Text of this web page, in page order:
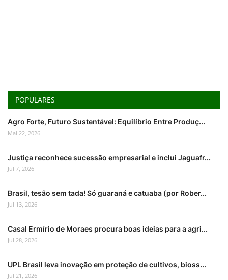
POPULARES
Agro Forte, Futuro Sustentável: Equilíbrio Entre Produç...
Mai 22, 2026
Justiça reconhece sucessão empresarial e inclui Jaguafr...
Jul 7, 2026
Brasil, tesão sem tada! Só guaraná e catuaba (por Rober...
Jul 13, 2026
Casal Ermírio de Moraes procura boas ideias para a agri...
Jul 28, 2026
UPL Brasil leva inovação em proteção de cultivos, bioss...
Jul 21, 2026